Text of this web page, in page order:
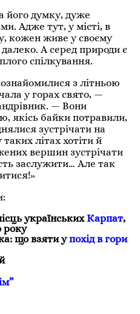
його думку, дуже
Адже тут, у місті, в
кожен живе у своєму
далеко. А серед природи є
спілкування.
з літньою
у горах свято, —
— Вони
якісь байки потравили,
зустрічати на
літах хотіти й
вершин зустрічати
заслужити… Але так
українських Карпат,
року
що взяти упохід в гори